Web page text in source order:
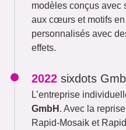
modèles conçus avec
aux cœurs et motifs
personnalisés avec
effets.
2022 sixdots
L’entreprise
GmbH . Avec la
Rapid-Mosaik et